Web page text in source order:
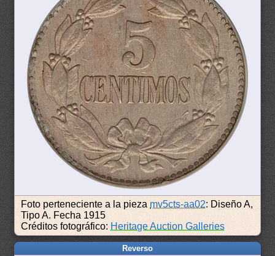
Foto perteneciente a la pieza mv5cts-aa02: Diseño A,
Tipo A. Fecha 1915
Créditos fotográfico: Heritage Auction Galleries
Reverso